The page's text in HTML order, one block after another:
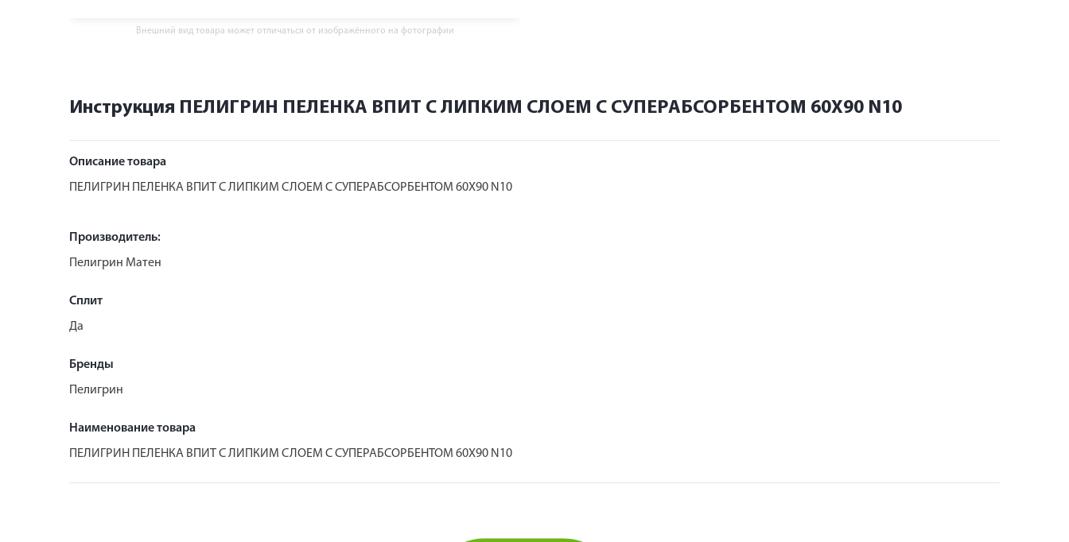
Внешний вид товара может отличаться от изображённого на фотографии
Инструкция ПЕЛИГРИН ПЕЛЕНКА ВПИТ С ЛИПКИМ СЛОЕМ С СУПЕРАБСОРБЕНТОМ 60Х90 N10
Описание товара
ПЕЛИГРИН ПЕЛЕНКА ВПИТ С ЛИПКИМ СЛОЕМ С СУПЕРАБСОРБЕНТОМ 60Х90 N10
Производитель:
Пелигрин Матен
Сплит
Да
Бренды
Пелигрин
Наименование товара
ПЕЛИГРИН ПЕЛЕНКА ВПИТ С ЛИПКИМ СЛОЕМ С СУПЕРАБСОРБЕНТОМ 60Х90 N10